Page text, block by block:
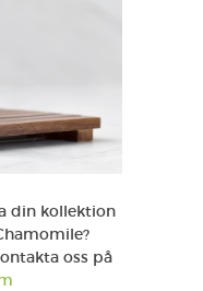
din kollektion
oss på